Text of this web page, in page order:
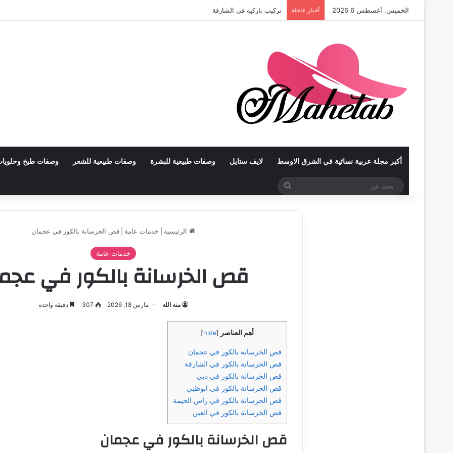
الخميس, أغسطس 6 2026 أخبار عاجلة تركيب باركيه في الشارقة
أكبر مجلة عربية نسائية في الشرق الاوسط لايف ستايل وصفات طبيعية للبشرة وصفات طبيعية للشعر وصفات طبخ
بحث
الرئيسية خدمات عامة قص الخرسانة بالكور في عجمان
خدمات عامة
قص الخرسانة بالكور في
منه الله مارس 18, 2026 307 دقيقة واحدة
أهم العناصر [
hide
]
قص الخرسانة بالكور في عجمان
قص الخرسانة بالكور في الشارقة
قص الخرسانة بالكور في دبي
قص الخرسانة بالكور في ابوظبي
قص الخرسانة بالكور في راس الخيمة
قص الخرسانة بالكور في العين
قص الخرسانة بالكور في عجمان